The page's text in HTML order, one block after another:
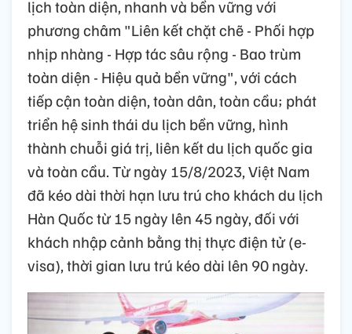
lịch toàn diện, nhanh và bền vững với
phương châm "Liên kết chặt chẽ - Phối hợp
nhịp nhàng - Hợp tác sâu rộng - Bao trùm
toàn diện - Hiệu quả bền vững", với cách
tiếp cận toàn diện, toàn dân, toàn cầu; phát
triển hệ sinh thái du lịch bền vững, hình
thành chuỗi giá trị, liên kết du lịch quốc gia
và toàn cầu. Từ ngày 15/8/2023, Việt Nam
đã kéo dài thời hạn lưu trú cho khách du lịch
Hàn Quốc từ 15 ngày lên 45 ngày, đối với
khách nhập cảnh bằng thị thực điện tử (e-
visa), thời gian lưu trú kéo dài lên 90 ngày.